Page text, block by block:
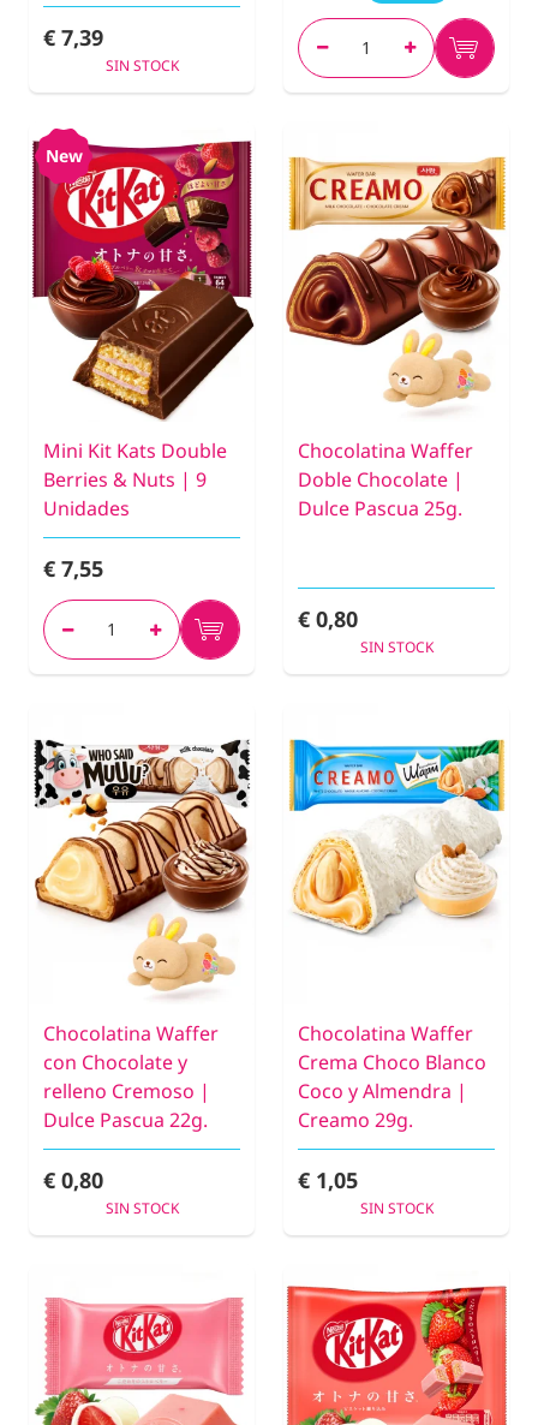
€ 7,39
SIN STOCK
New
Mini Kit Kats Double
Berries & Nuts | 9
Unidades
€ 7,55
Chocolatina Waffer
Doble Chocolate |
Dulce Pascua 25g.
€ 0,80
SIN STOCK
Chocolatina Waffer
con Chocolate y
relleno Cremoso |
Dulce Pascua 22g.
€ 0,80
SIN STOCK
Chocolatina Waffer
Crema Choco Blanco
Coco y Almendra |
Creamo 29g.
€ 1,05
SIN STOCK